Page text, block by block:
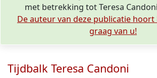
met betrekking tot Teresa
De auteur van deze publicatie hoort
graag van u!
Tijdbalk Teresa Candoni